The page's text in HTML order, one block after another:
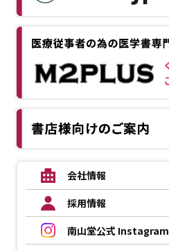
会社情報
採用情報
南山堂公式 Instagram